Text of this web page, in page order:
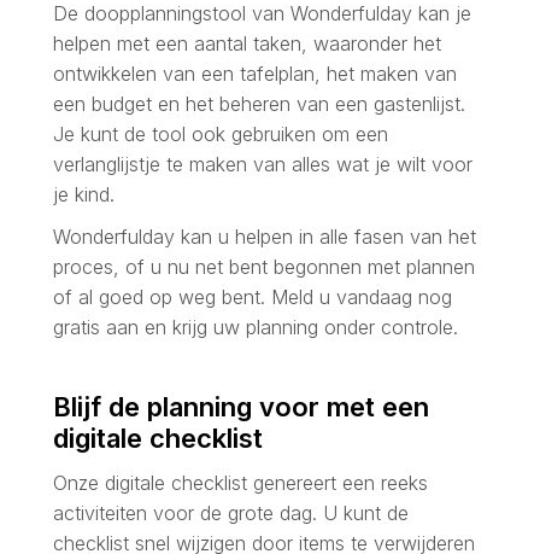
De doopplanningstool van Wonderfulday kan je
helpen met een aantal taken, waaronder het
ontwikkelen van een tafelplan, het maken van
een budget en het beheren van een gastenlijst.
Je kunt de tool ook gebruiken om een
verlanglijstje te maken van alles wat je wilt voor
je kind.
Wonderfulday kan u helpen in alle fasen van het
proces, of u nu net bent begonnen met plannen
of al goed op weg bent. Meld u vandaag nog
gratis aan en krijg uw planning onder controle.
Blijf de planning voor met een
digitale checklist
Onze digitale checklist genereert een reeks
activiteiten voor de grote dag. U kunt de
checklist snel wijzigen door items te verwijderen